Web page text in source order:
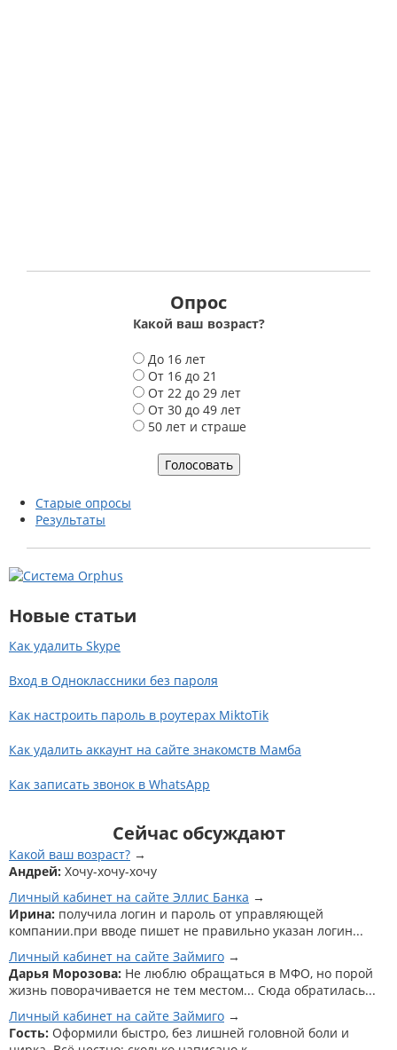
Опрос
Какой ваш возраст?
В
а
р
и
а
До 16 лет
От 16 до 21
От 22 до 29 лет
От 30 до 49 лет
50 лет и страше
Старые опросы
Результаты
Новые статьи
Как удалить Skype
Вход в Одноклассники без пароля
Как настроить пароль в роутерах MiktoTik
Как удалить аккаунт на сайте знакомств Мамба
Как записать звонок в WhatsApp
Сейчас обсуждают
Какой ваш возраст?
Андрей: Хочу-хочу-хочу
Личный кабинет на сайте Эллис Банка
Ирина: получила логин и пароль от управляющей
компании.при вводе пишет не правильно указан логин...
Личный кабинет на сайте Займиго
Дарья Морозова: Не люблю обращаться в МФО, но порой
жизнь поворачивается не тем местом... Сюда обратилась...
Личный кабинет на сайте Займиго
Гость: Оформили быстро, без лишней головной боли и